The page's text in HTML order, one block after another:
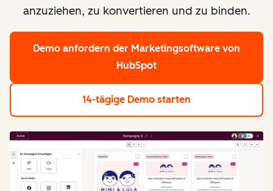
anzuziehen, zu konvertieren und zu binden.
Demo anfordern der Marketingsoftware von
HubSpot
14-tägige Demo starten